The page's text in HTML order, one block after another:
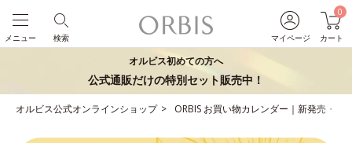
マイページ
0
カート
検索
メニュー
オルビス初めての方へ
公式通販だけの特別セット販売中！
オルビス公式オンラインショップ ORBIS お買い物カレンダー｜新発売・イ